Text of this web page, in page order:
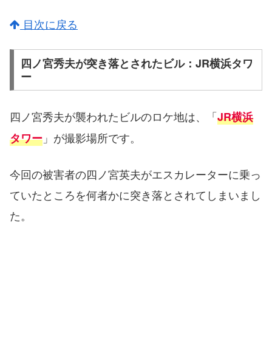
目次に戻る
四ノ宮秀夫が突き落とされたビル：JR横浜タワ
ー
四ノ宮秀夫が襲われたビルのロケ地は、「JR横浜
タワー 」が撮影場所です。
今回の被害者の四ノ宮英夫がエスカレーターに乗っ
ていたところを何者かに突き落とされてしまいまし
た。